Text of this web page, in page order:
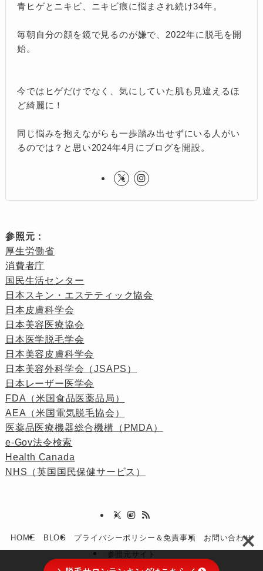
青ヒゲとニキビ、ニキビ痕に悩まされ続け34年。
毎朝自分の顔を鏡で見るのが嫌で、2022年に脱毛を開
始。
今ではヒゲだけでなく、気にしていた肌も見違えるほ
ど綺麗に！
同じ悩みを抱えながらも一歩踏み出せずにいる人がい
るのでは？と思い2024年4月にブログを開設。
参照元：
厚生労働省
消費者庁
国民生活センター
日本スキン・エステティック協会
日本皮膚科学会
日本美容医療協会
日本医学脱毛学会
日本美容皮膚科学会
日本美容外科学会（JSAPS）
日本レーザー医学会
FDA（米国食品医薬品局）
AEA（米国電気脱毛協会）
医薬品医療機器総合機構（PMDA）
e-Gov法令検索
Health Canada
NHS（英国国民保健サービス）
HOME BLOG プライバシーポリシー＆免責事項
お問い合わせ
参照元サイト